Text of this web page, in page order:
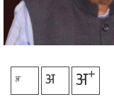
अ- अ अ+